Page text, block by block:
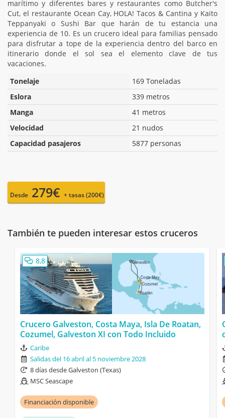
marítimo y diferentes bares y restaurantes como Butcher's
Cut, el restaurante Ocean Cay, HOLA! Tacos & Cantina y Kaito
Teppanyaki o Sushi Bar que harán de tu estancia una
experiencia de 10. Es un crucero ideal para familias pensado
para disfrutar a tope de la experiencia dentro del barco en
itinerario donde el sol sea el elemento clave de tus
vacaciones.
Tonelaje
169 Toneladas
Eslora
339 metros
Manga
41 metros
Velocidad
21 nudos
Capacidad pasajeros
5877 personas
Desde 279€ + tasas (200€)
También te pueden interesar estos cruceros
8,8
Crucero Galveston, Costa Maya, Isla De Roatan,
Cozumel, Galveston XI con Todo Incluido
Caribe
Salidas del 16 abril al 5 noviembre 2028
8 días desde Galveston (Texas)
MSC Seascape
Financiación disponible